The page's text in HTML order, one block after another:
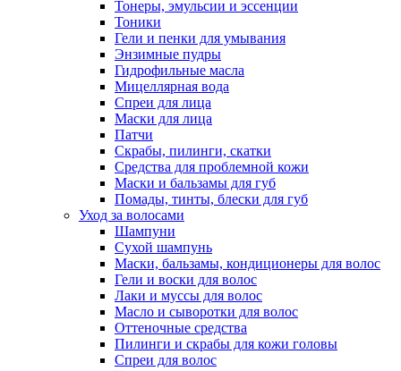
Тонеры, эмульсии и эссенции
Тоники
Гели и пенки для умывания
Энзимные пудры
Гидрофильные масла
Мицеллярная вода
Спреи для лица
Маски для лица
Патчи
Скрабы, пилинги, скатки
Средства для проблемной кожи
Маски и бальзамы для губ
Помады, тинты, блески для губ
Уход за волосами
Шампуни
Сухой шампунь
Маски, бальзамы, кондиционеры для волос
Гели и воски для волос
Лаки и муссы для волос
Масло и сыворотки для волос
Оттеночные средства
Пилинги и скрабы для кожи головы
Спреи для волос